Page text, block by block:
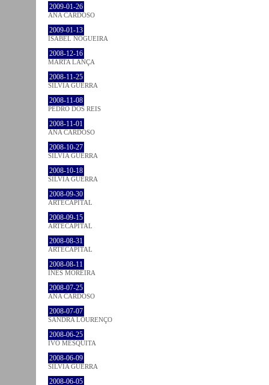
2009-01-26
ANA CARDOSO
2009-01-13
ISABEL NOGUEIRA
2008-12-16
MARTA LANÇA
2008-11-25
SÍLVIA GUERRA
2008-11-08
PEDRO DOS REIS
2008-11-01
ANA CARDOSO
2008-10-27
SÍLVIA GUERRA
2008-10-18
SÍLVIA GUERRA
2008-09-30
ARTECAPITAL
2008-09-15
ARTECAPITAL
2008-08-31
ARTECAPITAL
2008-08-11
INÊS MOREIRA
2008-07-25
ANA CARDOSO
2008-07-07
SANDRA LOURENÇO
2008-06-25
IVO MESQUITA
2008-06-09
SÍLVIA GUERRA
2008-06-05